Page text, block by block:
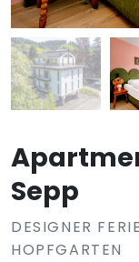
Sepp
DESIGNER
HOPFGARTEN